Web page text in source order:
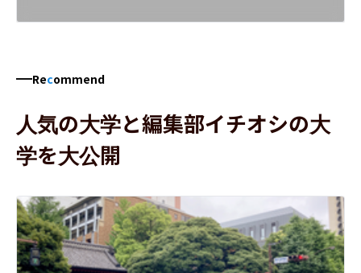
Recommend
人気の大学と編集部イチオシの大
学を大公開